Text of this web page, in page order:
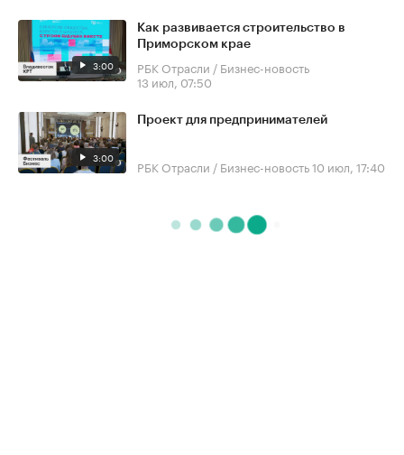
3:00
Как развивается строительство в
Приморском крае
РБК Отрасли / Бизнес-новость
13 июл, 07:50
3:00
Проект для предпринимателей
РБК Отрасли / Бизнес-новость10 июл, 17:40